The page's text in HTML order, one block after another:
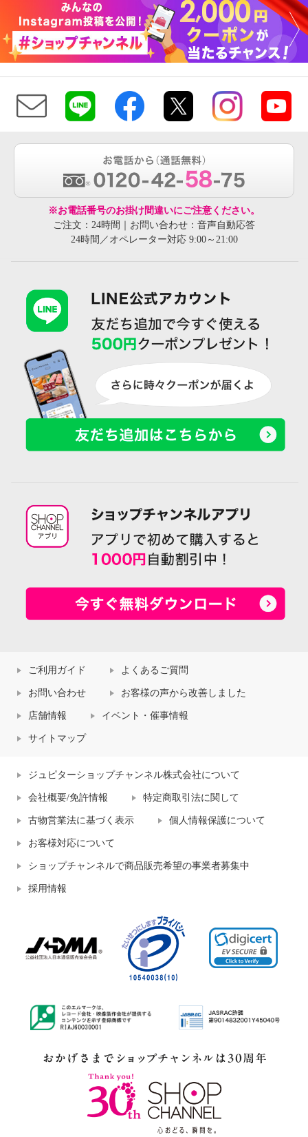
※お電話番号のお掛け間違いにご注意ください。
ご注文：24時間｜お問い合わせ：音声自動応答
24時間／オペレーター対応 9:00～21:00
ご利用ガイド よくあるご質問
お問い合わせ お客様の声から改善しました
店舗情報 イベント・催事情報
サイトマップ
ジュピターショップチャンネル株式会社について
会社概要/免許情報 特定商取引法に関して
古物営業法に基づく表示 個人情報保護について
お客様対応について
ショップチャンネルで商品販売希望の事業者募集中
採用情報